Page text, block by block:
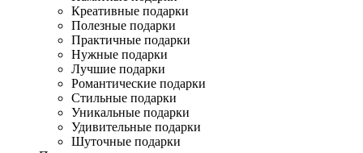
Креативные подарки
Полезные подарки
Практичные подарки
Нужные подарки
Лучшие подарки
Романтические подарки
Стильные подарки
Уникальные подарки
Удивительные подарки
Шуточные подарки